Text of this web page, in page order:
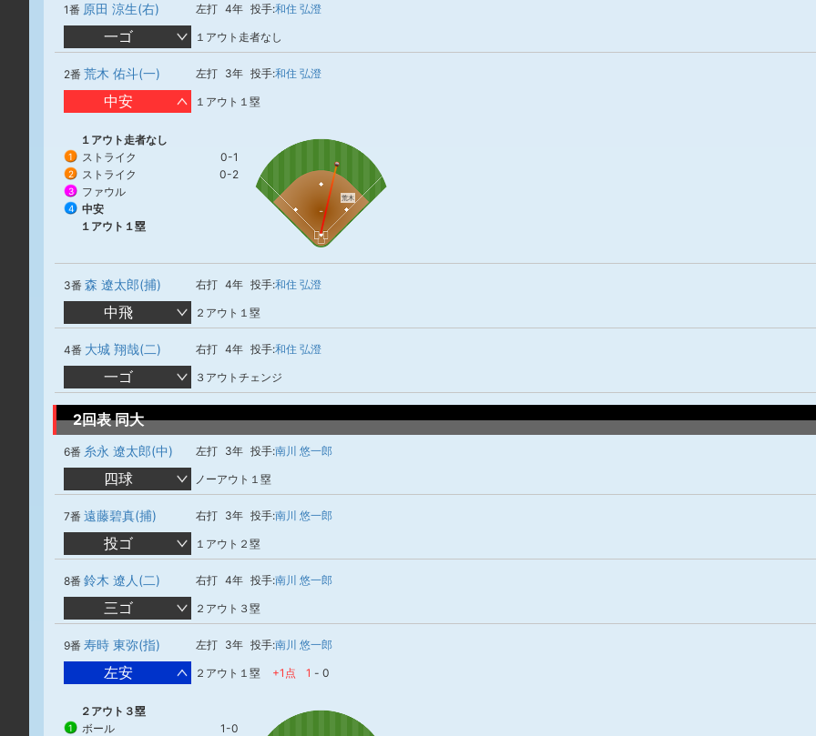
1番 原田 涼生(右) 左打 4年 投手:和住 弘澄
一ゴ １アウト走者なし
2番 荒木 佑斗(一) 左打 3年 投手:和住 弘澄
中安 １アウト１塁
１アウト走者なし
1 ストライク 0-1
2 ストライク 0-2
3 ファウル
4
中安
１アウト１塁
荒木
3番 森 遼太郎(捕) 右打 4年 投手:和住 弘澄
中飛 ２アウト１塁
4番 大城 翔哉(二) 右打 4年 投手:和住 弘澄
一ゴ ３アウトチェンジ
2回表 同大
6番 糸永 遼太郎(中) 左打 3年 投手:南川 悠一郎
四球 ノーアウト１塁
7番 遠藤碧真(捕) 右打 3年 投手:南川 悠一郎
投ゴ １アウト２塁
8番 鈴木 遼人(二) 右打 4年 投手:南川 悠一郎
三ゴ ２アウト３塁
9番 寿時 東弥(指) 左打 3年 投手:南川 悠一郎
左安 ２アウト１塁 +1点 1 - 0
２アウト３塁
1 ボール 1-0